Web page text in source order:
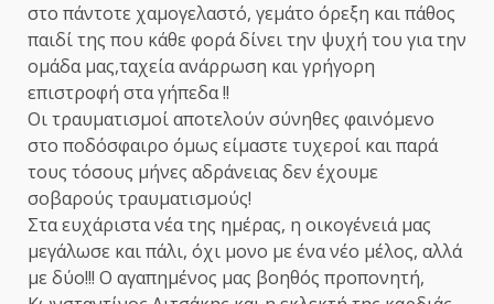
στο πάντοτε χαμογελαστό, γεμάτο όρεξη και πάθος
παιδί της που κάθε φορά δίνει την ψυχή του για την
ομάδα μας,ταχεία ανάρρωση και γρήγορη
επιστροφή στα γήπεδα !!
Οι τραυματισμοί αποτελούν σύνηθες φαινόμενο
στο ποδόσφαιρο όμως είμαστε τυχεροί και παρά
τους τόσους μήνες αδράνειας δεν έχουμε
σοβαρούς τραυματισμούς!
Στα ευχάριστα νέα της ημέρας, η οικογένειά μας
μεγάλωσε και πάλι, όχι μονο με ένα νέο μέλος, αλλά
με δύο!!! Ο αγαπημένος μας βοηθός προπονητή,